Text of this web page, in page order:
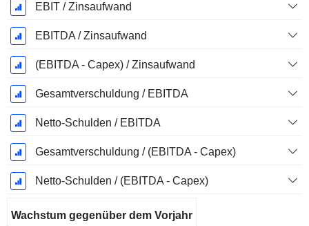
EBIT / Zinsaufwand
EBITDA / Zinsaufwand
(EBITDA - Capex) / Zinsaufwand
Gesamtverschuldung / EBITDA
Netto-Schulden / EBITDA
Gesamtverschuldung / (EBITDA - Capex)
Netto-Schulden / (EBITDA - Capex)
Wachstum gegenüber dem Vorjahr